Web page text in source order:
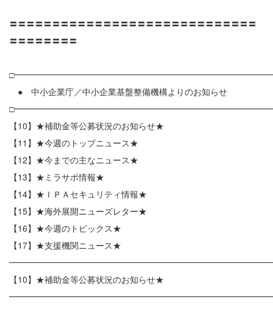
〓〓〓〓〓〓〓〓〓〓〓〓〓〓〓〓〓〓〓〓〓〓〓〓〓〓〓〓〓
〓〓〓〓〓〓〓〓
● 中小企業庁／中小企業基盤整備機構よりのお知らせ
【10】★補助金等公募状況のお知らせ★
【11】★今週のトップニュース★
【12】★今までの主なニュース★
【13】★ミラサポ情報★
【14】★ＩＰＡセキュリティ情報★
【15】★海外展開ニューズレター★
【16】★今週のトピックス★
【17】★支援機関ニュース★
【10】★補助金等公募状況のお知らせ★